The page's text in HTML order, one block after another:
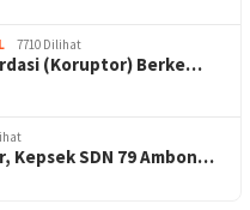
7710 Dilihat
(Koruptor) Berke…
Kepsek SDN 79 Ambon…